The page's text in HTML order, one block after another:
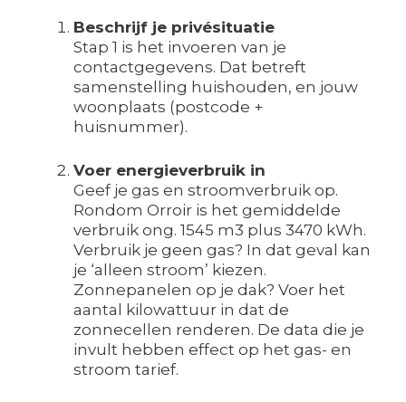
Beschrijf je privésituatie
Stap 1 is het invoeren van je
contactgegevens. Dat betreft
samenstelling huishouden, en jouw
woonplaats (postcode +
huisnummer).
Voer energieverbruik in
Geef je gas en stroomverbruik op.
Rondom Orroir is het gemiddelde
verbruik ong. 1545 m3 plus 3470 kWh.
Verbruik je geen gas? In dat geval kan
je ‘alleen stroom’ kiezen.
Zonnepanelen op je dak? Voer het
aantal kilowattuur in dat de
zonnecellen renderen. De data die je
invult hebben effect op het gas- en
stroom tarief.